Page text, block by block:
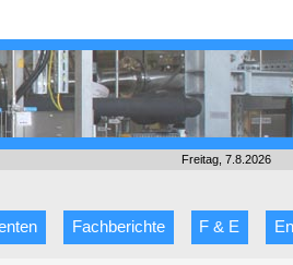
Freitag, 7.8.2026
Fachberichte F & E